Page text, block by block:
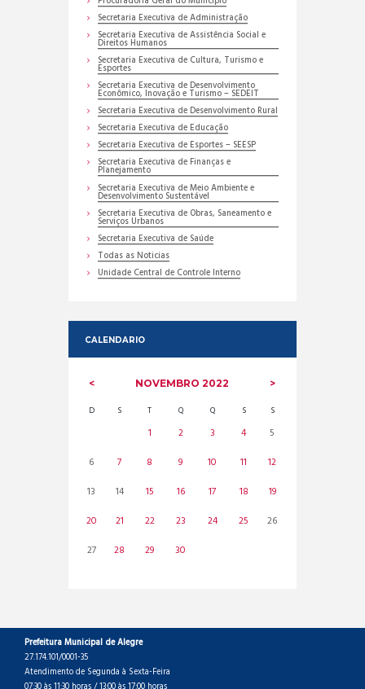
Secretaria Executiva de Administração
Secretaria Executiva de Assistência Social e
Direitos Humanos
Secretaria Executiva de Cultura, Turismo e
Esportes
Secretaria Executiva de Desenvolvimento
Econômico, Inovação e Turismo – SEDEIT
Secretaria Executiva de Desenvolvimento Rural
Secretaria Executiva de Educação
Secretaria Executiva de Esportes – SEESP
Secretaria Executiva de Finanças e
Planejamento
Secretaria Executiva de Meio Ambiente e
Desenvolvimento Sustentável
Secretaria Executiva de Obras, Saneamento e
Serviços Urbanos
Secretaria Executiva de Saúde
Todas as Noticias
Unidade Central de Controle Interno
CALENDARIO
NOVEMBRO 2022
D S T Q Q S S
1 2 3 4
5
6
7 8 9 10 11
12
13
14 15 16 17 18
19
20
21 22 23 24 25
26
27
28 29 30
Prefeitura Municipal de Alegre
27.174.101/0001-35
Atendimento de Segunda à Sexta-Feira